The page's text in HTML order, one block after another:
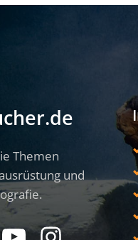
Themen
und